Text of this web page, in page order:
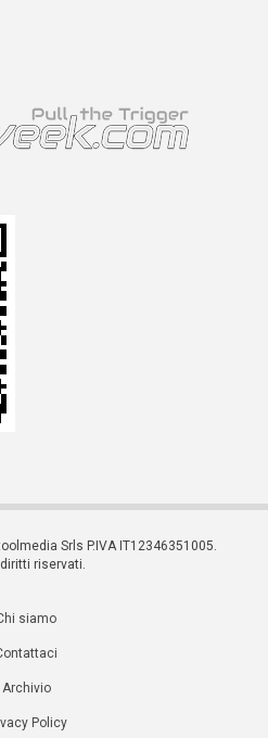
Srls P.IVA IT12346351005.
riservati.
siamo
Archivio
Policy